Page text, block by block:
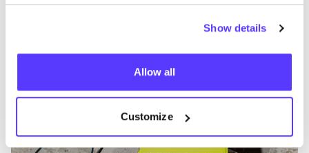
Show details
Allow all
Customize
Elise Verdegem